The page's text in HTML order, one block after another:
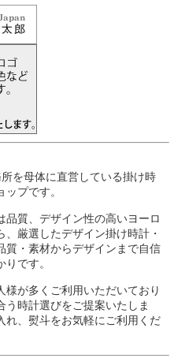
を母体に直営している掛け時
プです。
品質、デザイン性の高いヨーロ
厳選したデザイン掛け時計・
質・素材からデザインまで自信
です。
が多くご利用いただいており
う時計選びをご提案いたしま
れ、熨斗をお気軽にご利用くだ